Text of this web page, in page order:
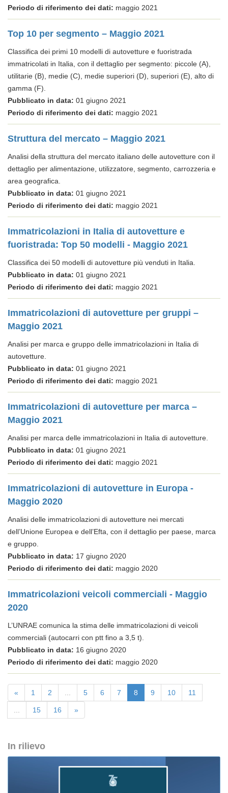
Periodo di riferimento dei dati: maggio 2021
Top 10 per segmento – Maggio 2021
Classifica dei primi 10 modelli di autovetture e fuoristrada
immatricolati in Italia, con il dettaglio per segmento: piccole (A),
utilitarie (B), medie (C), medie superiori (D), superiori (E), alto di
gamma (F).
Pubblicato in data: 01 giugno 2021
Periodo di riferimento dei dati: maggio 2021
Struttura del mercato – Maggio 2021
Analisi della struttura del mercato italiano delle autovetture con il
dettaglio per alimentazione, utilizzatore, segmento, carrozzeria e
area geografica.
Pubblicato in data: 01 giugno 2021
Periodo di riferimento dei dati: maggio 2021
Immatricolazioni in Italia di autovetture e
fuoristrada: Top 50 modelli - Maggio 2021
Classifica dei 50 modelli di autovetture più venduti in Italia.
Pubblicato in data: 01 giugno 2021
Periodo di riferimento dei dati: maggio 2021
Immatricolazioni di autovetture per gruppi –
Maggio 2021
Analisi per marca e gruppo delle immatricolazioni in Italia di
autovetture.
Pubblicato in data: 01 giugno 2021
Periodo di riferimento dei dati: maggio 2021
Immatricolazioni di autovetture per marca –
Maggio 2021
Analisi per marca delle immatricolazioni in Italia di autovetture.
Pubblicato in data: 01 giugno 2021
Periodo di riferimento dei dati: maggio 2021
Immatricolazioni di autovetture in Europa -
Maggio 2020
Analisi delle immatricolazioni di autovetture nei mercati
dell’Unione Europea e dell’Efta, con il dettaglio per paese, marca
e gruppo.
Pubblicato in data: 17 giugno 2020
Periodo di riferimento dei dati: maggio 2020
Immatricolazioni veicoli commerciali - Maggio
2020
L’UNRAE comunica la stima delle immatricolazioni di veicoli
commerciali (autocarri con ptt fino a 3,5 t).
Pubblicato in data: 16 giugno 2020
Periodo di riferimento dei dati: maggio 2020
« 1 2 5 6 7 8 9 10 11
15 16 »
In rilievo